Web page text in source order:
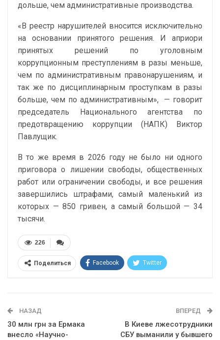
дольше, чем административные производства.
«В реестр нарушителей вносится исключительно
на основании принятого решения. И априори
принятых решений по уголовным
коррупционным преступлениям в разы меньше,
чем по административным правонарушениям, и
так же по дисциплинарным проступкам в разы
больше, чем по административным»,— говорит
председатель Национального агентства по
предотвращению коррупции (НАПК) Виктор
Павлущик.
В то же время в 2026 году не было ни одного
приговора о лишении свободы, общественных
работ или ограничении свободы, и все решения
завершились штрафами, самый маленький из
которых — 850 гривен, а самый большой — 34
тысячи.
226
Поделиться Facebook Twitter
НАЗАД
30 млн грн за Ермака
внесло «Научно-
ВПЕРЕД
В Киеве лжесотрудники
СБУ выманили у бывшего